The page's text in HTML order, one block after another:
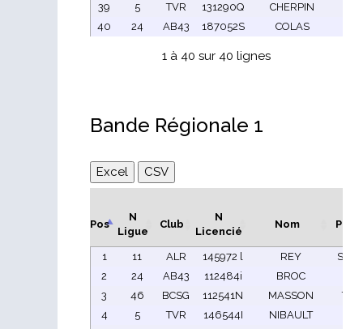
39
5 TVR 131290Q CHERPIN
40
24 AB43 187052S COLAS
1 à 40 sur 40 lignes
Bande Régionale 1
Excel CSV
Pos
N
Ligue
Club
N
Licencié
Nom
1 11 ALR 145972 l REY
2
24 AB43 112484i BROC
3
46 BCSG 112541N MASSON
4
5 TVR 146544I NIBAULT